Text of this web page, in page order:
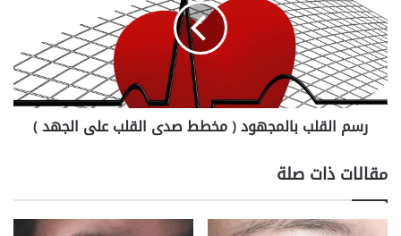
m
a
d
o
l
)
ا
ء
م
ا
ل
ق
ل
ب
ب
ج
ه
و
رسم القلب بالمجهود ( مخطط صدى القلب على الجهد )
مقالات ذات صلة